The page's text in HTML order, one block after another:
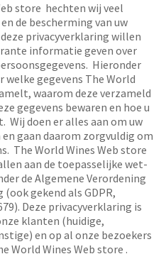
store hechten wij veel
de bescherming van uw
privacyverklaring willen
informatie geven over
Hieronder
gegevens The World
waarom deze verzameld
gegevens bewaren en hoe u
Wij doen er alles aan om uw
gaan daarom zorgvuldig om
The World Wines Web store
aan de toepasselijke wet-
de Algemene Verordening
gekend als GDPR,
Deze privacyverklaring is
klanten (huidige,
en op al onze bezoekers
World Wines Web store .